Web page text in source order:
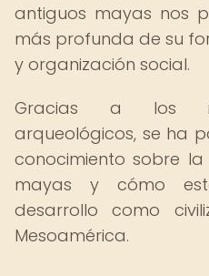
antiguos mayas nos
más profunda de su
y organización social.
Gracias a los
arqueológicos, se ha
conocimiento sobre
mayas y cómo
desarrollo como
Mesoamérica.